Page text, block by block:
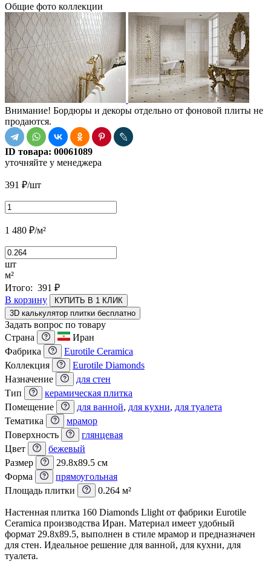
Общие фото коллекции
Внимание! Бордюры и декоры отдельно от фоновой плиты не
продаются.
ID товара: 00061089
уточняйте у менеджера
391 ₽/шт
1 480 ₽/м²
шт
м²
Итого: 391 ₽
В корзину
КУПИТЬ В 1 КЛИК
3D калькулятор плитки бесплатно
Задать вопрос по товару
Страна
Иран
Фабрика
Eurotile Ceramica
Коллекция
Eurotile Diamonds
Назначение
для стен
Тип
керамическая плитка
Помещение
для ванной, для кухни, для туалета
Тематика
мрамор
Поверхность
глянцевая
Цвет
бежевый
Размер
29.8x89.5 см
Форма
прямоугольная
Площадь плитки
0.264 м²
Настенная плитка 160 Diamonds Llight от фабрики Eurotile
Ceramica производства Иран. Материал имеет удобный
формат 29.8x89.5, выполнен в стиле мрамор и предназначен
для стен. Идеальное решение для ванной, для кухни, для
туалета.